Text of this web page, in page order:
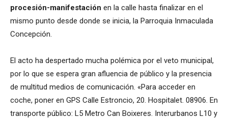
procesión-manifestación en la calle hasta finalizar en el
mismo punto desde donde se inicia, la Parroquia Inmaculada
Concepción.
El acto ha despertado mucha polémica por el veto municipal,
por lo que se espera gran afluencia de público y la presencia
de multitud medios de comunicación. «Para acceder en
coche, poner en GPS Calle Estroncio, 20. Hospitalet. 08906. En
transporte público: L5 Metro Can Boixeres. Interurbanos L10 y